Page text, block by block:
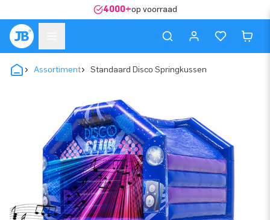
4000+op voorraad
Assortiment Standaard Disco Springkussen